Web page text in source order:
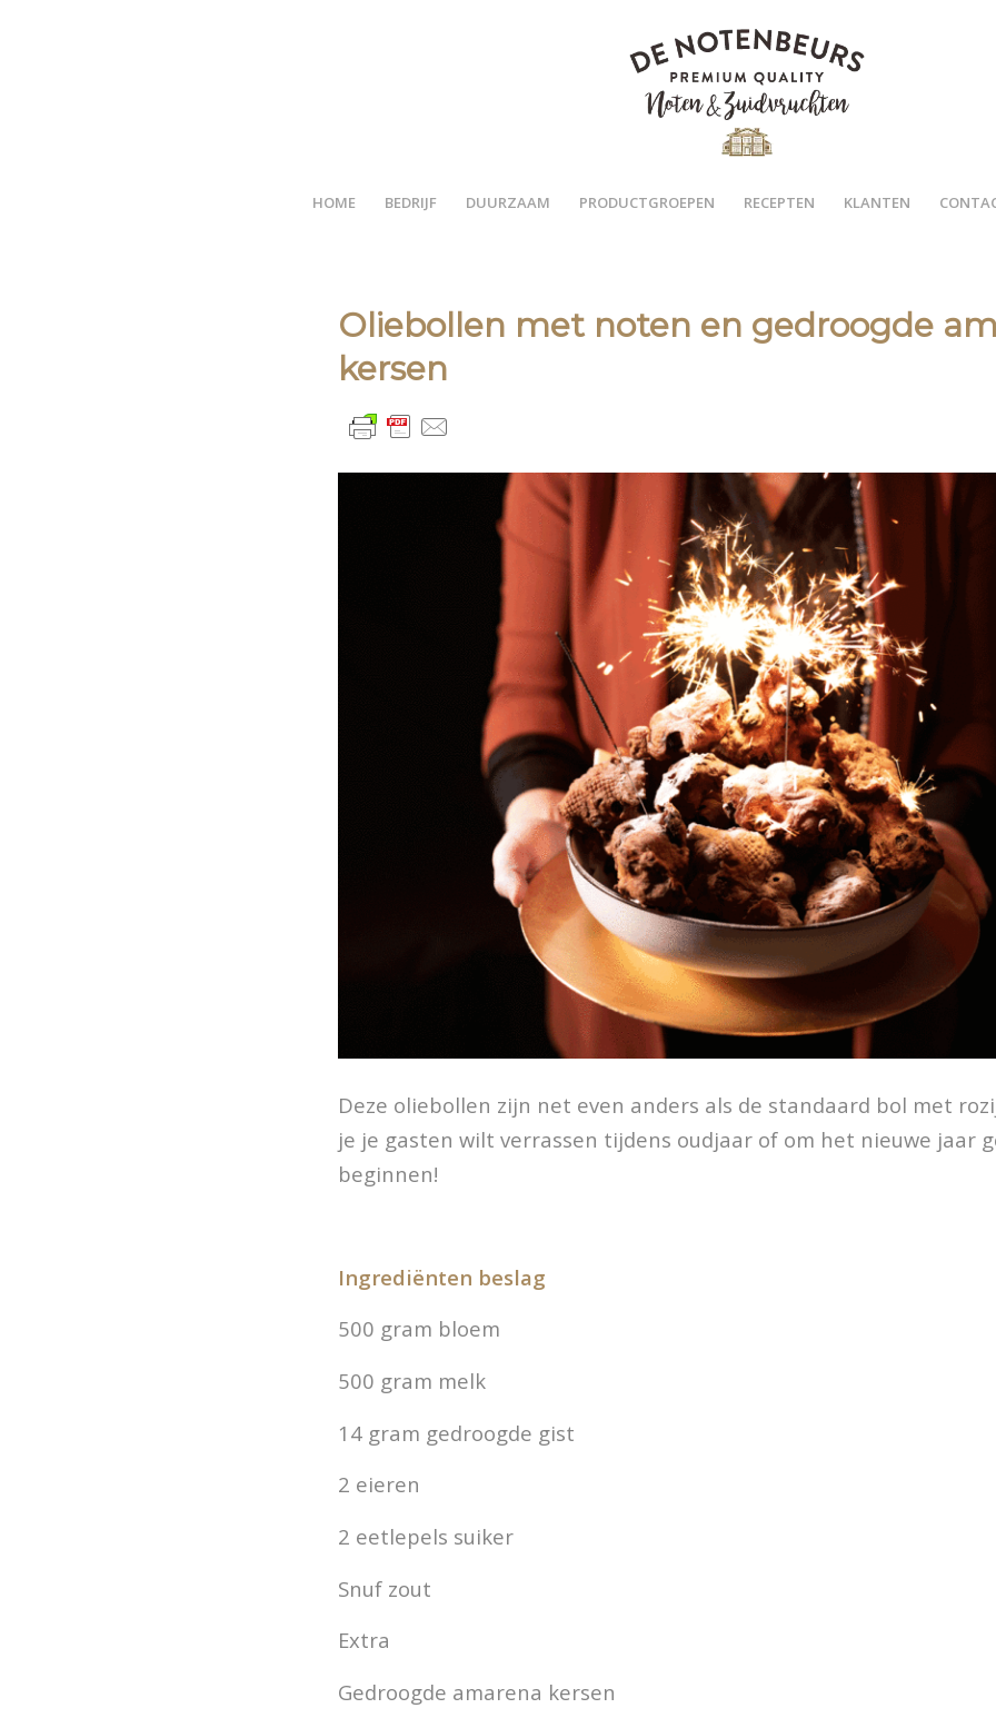
HOME BEDRIJF DUURZAAM PRODUCTGROEPEN RECEPTEN KLANTEN
Oliebollen met noten en gedroogde
kersen
Deze oliebollen zijn net even anders als de standaard bol met
je je gasten wilt verrassen tijdens oudjaar of om het nieuwe jaar
beginnen!
Ingrediënten beslag
500 gram bloem
500 gram melk
14 gram gedroogde gist
2 eieren
2 eetlepels suiker
Snuf zout
Extra
Gedroogde amarena kersen